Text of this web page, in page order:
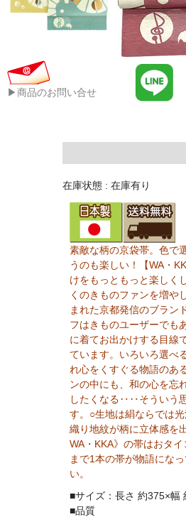
▶商品のお問い合せ
在庫状態 : 在庫有り
素敵な柄の京袋帯。色で
うのも楽しい！【WA・
けをもっともっと楽しく
くのきものファンを増や
まれた京都発信のブラン
フはきものユーザーでも
に着てお出かけする目線
ています。いろいろ選べ
れ心をくすぐる物語のあ
ンの中にも、和の心を忘
したくなる‥‥そういう
す。○生地は絹ならでは
織り地紋が柄に立体感を
WA・KKA》の帯はおタ
まで1本の帯が物語にな
い。
■サイズ：長さ 約375×幅
■品質